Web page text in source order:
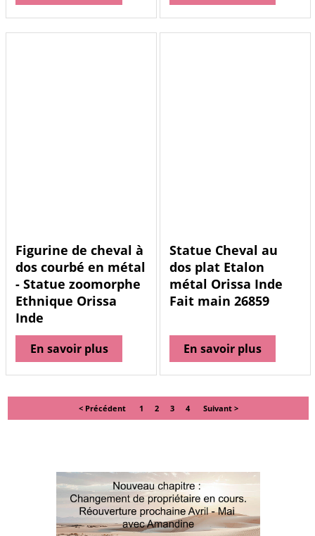
Figurine de cheval à
dos courbé en métal
- Statue zoomorphe
Ethnique Orissa
Inde
En savoir plus
Statue Cheval au
dos plat Etalon
métal Orissa Inde
Fait main 26859
En savoir plus
< Précédent 1 2 3 4 Suivant >